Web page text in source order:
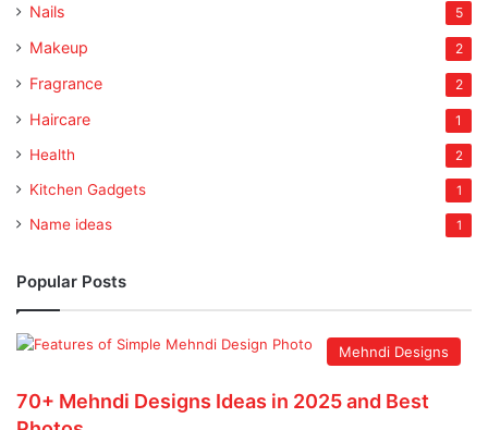
Nails 5
Makeup 2
Fragrance 2
Haircare 1
Health 2
Kitchen Gadgets 1
Name ideas 1
Popular Posts
Mehndi Designs
70+ Mehndi Designs Ideas in 2025 and Best